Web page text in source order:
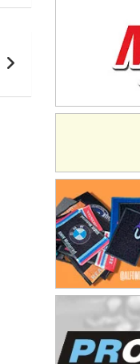
Humboldt
NORESTE
Ciudad de
Avellaneda
SUR
TUCUMANO -
Juan Navarro
El Timbó